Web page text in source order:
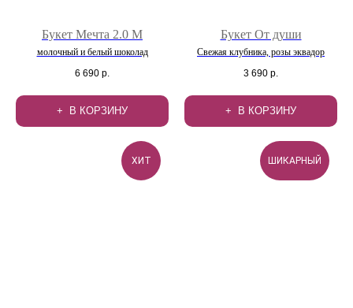
Букет Мечта 2.0 М
молочный и белый шоколад
6 690 р.
В КОРЗИНУ
Букет От души
Свежая клубника, розы эквадор
3 690 р.
В КОРЗИНУ
ХИТ ШИКАРНЫЙ